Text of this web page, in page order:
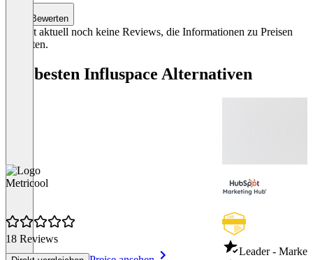
Bewerten
Es gibt aktuell noch keine Reviews, die Informationen zu Preisen
enthalten.
Die besten Influspace Alternativen
Metricool
18 Reviews
Leader -